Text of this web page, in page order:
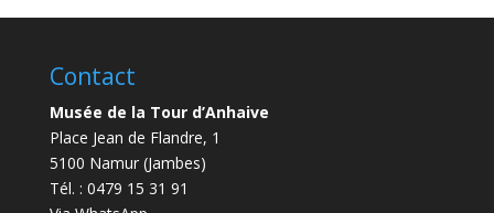
Contact
Musée de la Tour d’Anhaive
Place Jean de Flandre, 1
5100 Namur (Jambes)
Tél. : 0479 15 31 91